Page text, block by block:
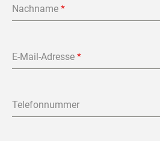
Nachname *
E-Mail-Adresse *
Telefonnummer